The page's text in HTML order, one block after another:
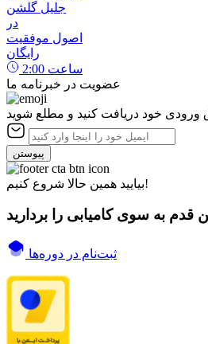
جلیل گلشن
در
اصول موفقیت
رایگان
2:00 ساعت
عضویت در خبرنامه ما
ورودی خود دریافت کنید و مطلع شوید
پیوستن
بیایید همین حالا شروع کنیم!
ثبت‌نام در دوره‌ها